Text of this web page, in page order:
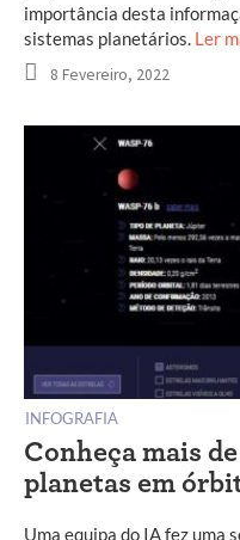
importância desta
sistemas planetários. Ler
8 Fevereiro, 2022
INFOGRAFIA
Conheça mais
planetas em
Uma equipa do IA fez uma